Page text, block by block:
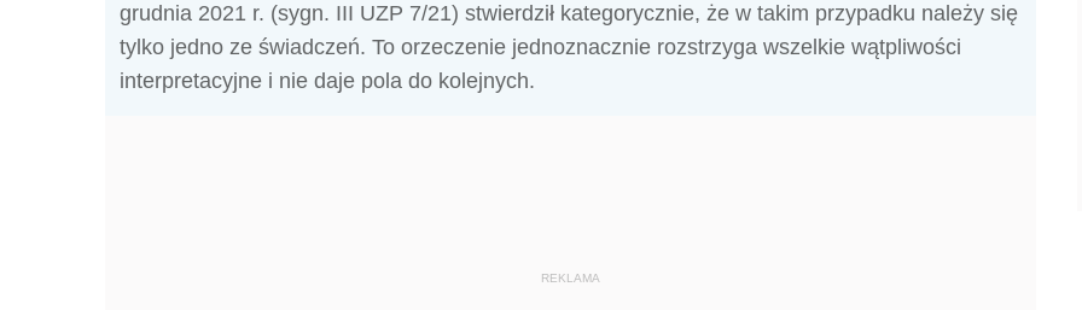
grudnia 2021 r. (sygn. III UZP 7/21) stwierdził kategorycznie, że w takim przypadku należy się
tylko jedno ze świadczeń. To orzeczenie jednoznacznie rozstrzyga wszelkie wątpliwości
interpretacyjne i nie daje pola do kolejnych.
REKLAMA